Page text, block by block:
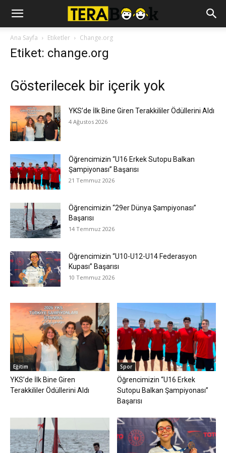
Ana Sayfa Etiketler Change.org
Etiket: change.org
Gösterilecek bir içerik yok
YKS’de İlk Bine Giren Terakkililer Ödüllerini Aldı
4 Ağustos 2026
Öğrencimizin “U16 Erkek Sutopu Balkan
Şampiyonası” Başarısı
21 Temmuz 2026
Öğrencimizin “29er Dünya Şampiyonası”
Başarısı
14 Temmuz 2026
Öğrencimizin “U10-U12-U14 Federasyon
Kupası” Başarısı
10 Temmuz 2026
Eğitim
YKS’de İlk Bine Giren
Terakkililer Ödüllerini Aldı
Spor
Öğrencimizin “U16 Erkek
Sutopu Balkan Şampiyonası”
Başarısı